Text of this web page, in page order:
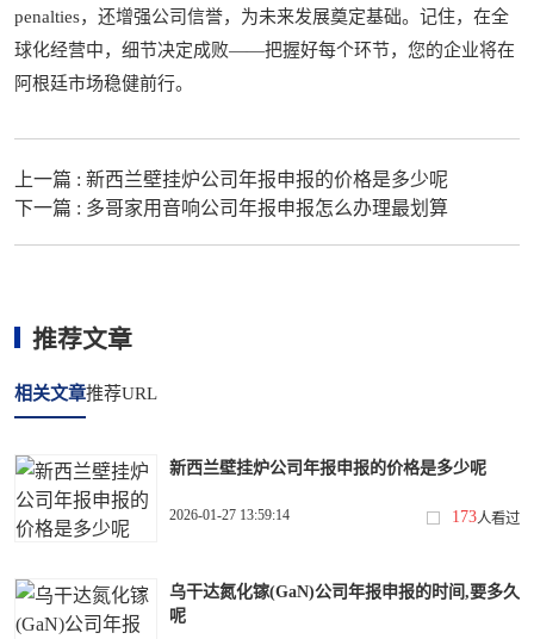
penalties，还增强公司信誉，为未来发展奠定基础。记住，在全
球化经营中，细节决定成败——把握好每个环节，您的企业将在
阿根廷市场稳健前行。
上一篇 : 新西兰壁挂炉公司年报申报的价格是多少呢
下一篇 : 多哥家用音响公司年报申报怎么办理最划算
推荐文章
相关文章推荐URL
新西兰壁挂炉公司年报申报的价格是多少呢
2026-01-27 13:59:14 173人看过
乌干达氮化镓(GaN)公司年报申报的时间,要多久
呢